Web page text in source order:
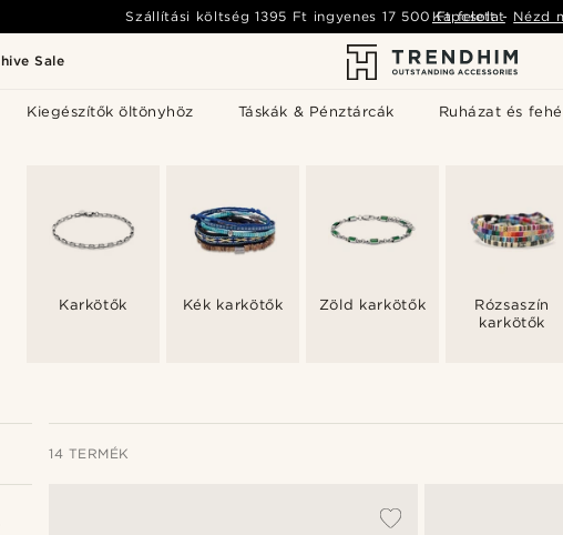
Sale
Kiegészítők öltönyhöz Táskák & Pénztárcák Ruházat és
Szállítási költség1395 Ft ingyenes 17 500 Ft felett- Nézd
Kapcsolat
Karkötők Kék karkötők Zöld karkötők
Rózsaszín
karkötők
14 TERMÉK